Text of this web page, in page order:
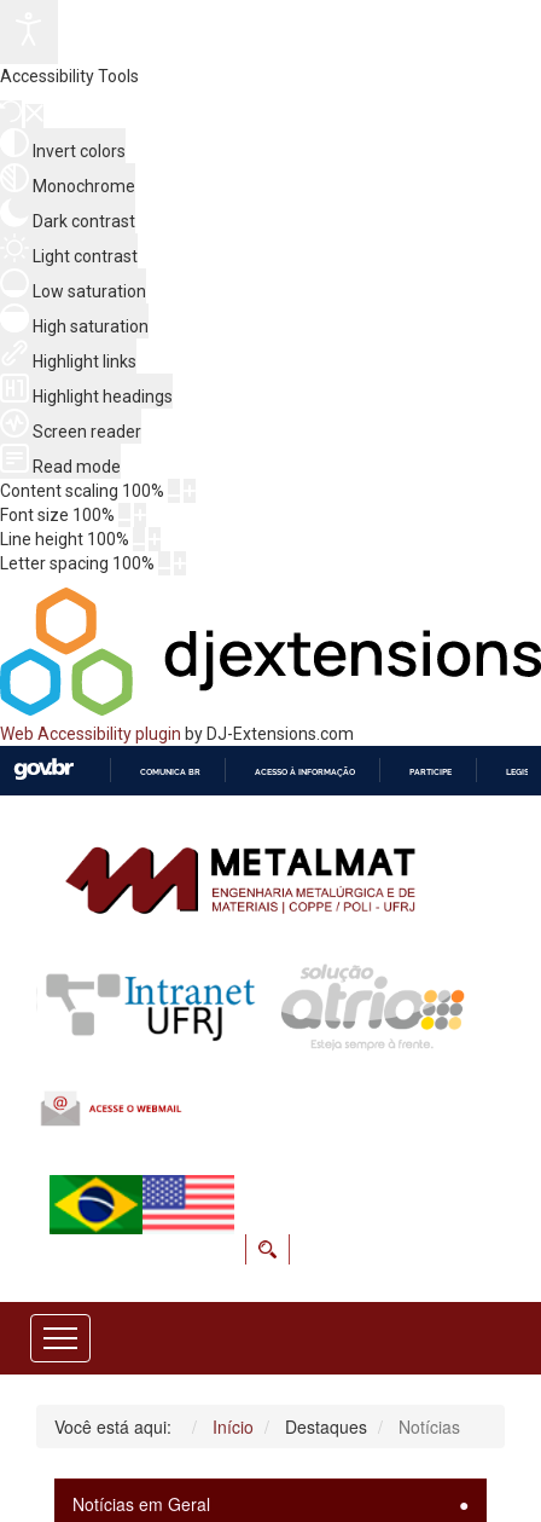
Accessibility Tools
Invert colors
Monochrome
Dark contrast
Light contrast
Low saturation
High saturation
Highlight links
Highlight headings
Screen reader
Read mode
Content scaling 100%
Font size 100%
Line height 100%
Letter spacing 100%
Web Accessibility plugin by DJ-Extensions.com
CONTEÚDO
COMUNICA BR ACESSO À INFORMAÇÃO PARTICIPE
Você está aqui: Início Destaques Notícias
Notícias em Geral